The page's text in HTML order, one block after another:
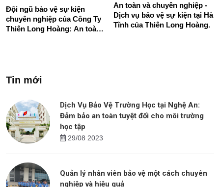
Đội ngũ bảo vệ sự kiện
chuyên nghiệp của Công Ty
Thiên Long Hoàng: An toàn
An toàn và chuyên nghiệp -
Dịch vụ bảo vệ sự kiện tại Hà
Tĩnh của Thiên Long Hoàng.
Tin mới
Dịch Vụ Bảo Vệ Trường Học tại Nghệ An:
Đảm bảo an toàn tuyệt đối cho môi trường
học tập
29/08 2023
Quản lý nhân viên bảo vệ một cách chuyên
nghiệp và hiệu quả